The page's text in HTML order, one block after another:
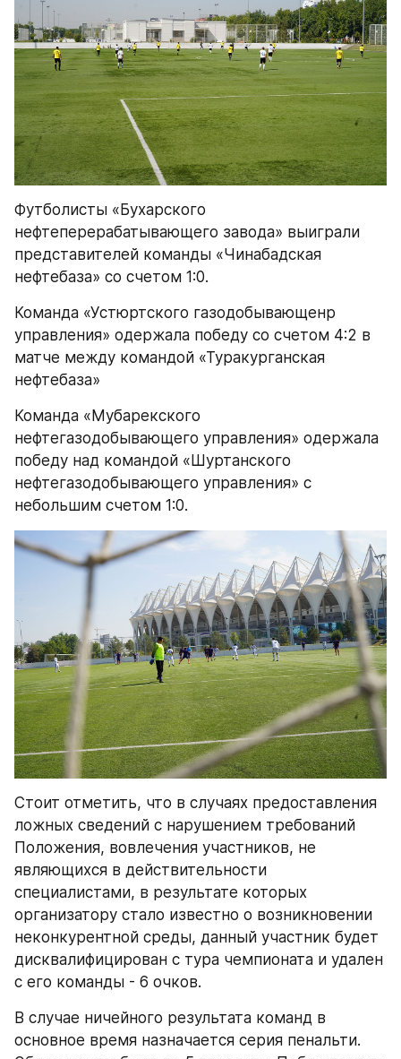
Футболисты «Бухарского
нефтеперерабатывающего завода» выиграли
представителей команды «Чинабадская
нефтебаза» со счетом 1:0.
Команда «Устюртского газодобывающенр
управления» одержала победу со счетом 4:2 в
матче между командой «Туракурганская
нефтебаза»
Команда «Мубарекского
нефтегазодобывающего управления» одержала
победу над командой «Шуртанского
нефтегазодобывающего управления» с
небольшим счетом 1:0.
Стоит отметить, что в случаях предоставления
ложных сведений с нарушением требований
Положения, вовлечения участников, не
являющихся в действительности
специалистами, в результате которых
организатору стало известно о возникновении
неконкурентной среды, данный участник будет
дисквалифицирован с тура чемпионата и удален
с его команды - 6 очков.
В случае ничейного результата команд в
основное время назначается серия пенальти.